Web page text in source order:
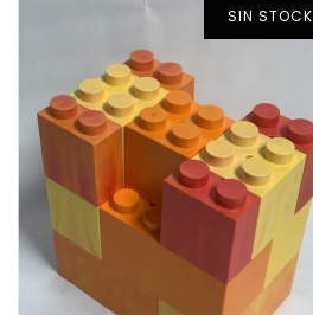
SIN STOCK